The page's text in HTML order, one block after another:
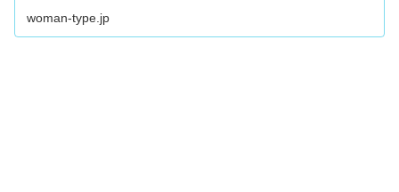
woman-type.jp